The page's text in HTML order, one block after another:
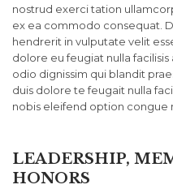
nostrud exerci tation
ex ea commodo consequat.
hendrerit in vulputate velit
dolore eu feugiat nulla
odio dignissim qui blandit
duis dolore te feugait nulla
nobis eleifend option congue
LEADERSHIP,
HONORS